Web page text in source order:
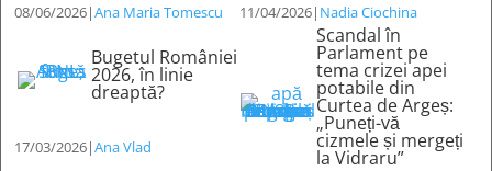
08/06/2026|Ana Maria Tomescu 11/04/2026| Nadia Ciochina
Bugetul României
2026, în linie
dreaptă?
17/03/2026|Ana Vlad
Scandal în
Parlament pe
tema crizei apei
potabile din
Curtea de Argeș:
„Puneți-vă
cizmele și mergeți
la Vidraru”